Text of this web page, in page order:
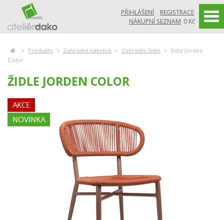
PŘIHLÁŠENÍ
REGISTRACE
NÁKUPNÍ SEZNAM 0 Kč
Produkty Zahradní nábytek Zahradní židle
židle Jorden
Color
ŽIDLE JORDEN COLOR